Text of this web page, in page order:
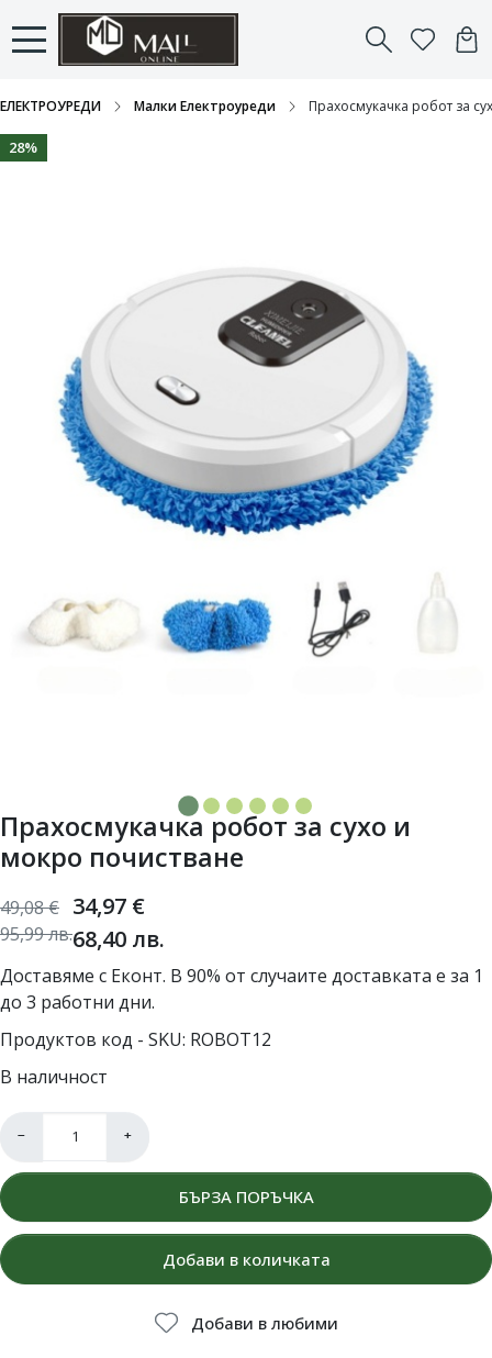
ЕЛЕКТРОУРЕДИ Малки Електроуреди Прахосмукачка робот за
28%
Прахосмукачка робот за сухо и
мокро почистване
34,97 €
68,40 лв.
49,08€
95,99лв.
Доставяме с Еконт. В 90% от случаите доставката е за 1
до 3 работни дни.
Продуктов код - SKU ROBOT12
В наличност
− +
БЪРЗА ПОРЪЧКА
Добави в количката
Добави в любими